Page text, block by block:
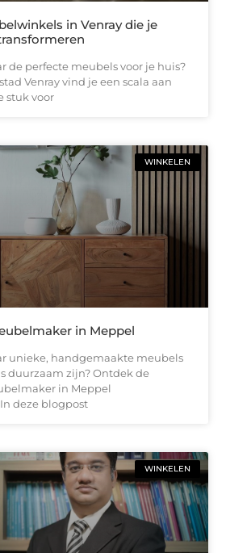
in Venray die je
de perfecte meubels voor je huis?
Venray vind je een scala aan
stuk voor
WINKELEN
in Meppel
unieke, handgemaakte meubels
duurzaam zijn? Ontdek de
in Meppel
deze blogpost
WINKELEN